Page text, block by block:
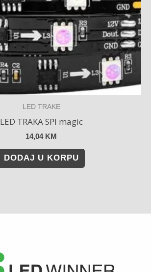
LED TRAKE
LED TRAKA SPI magic
14,04 KM
DODAJ U KORPU